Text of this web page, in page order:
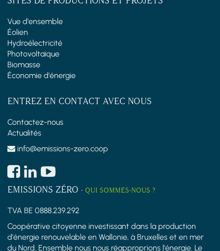
Vue d'ensemble
Éolien
Hydroélectricité
Photovoltaïque
Biomasse
Économie d'énergie
ENTREZ EN CONTACT AVEC NOUS
Contactez-nous
Actualités
info@emissions-zero.coop
EMISSIONS ZÉRO - QUI SOMMES-NOUS ?
TVA BE 0888.239.292
Coopérative citoyenne investissant dans la production
d'énergie renouvelable en Wallonie, à Bruxelles et en mer
du Nord. Ensemble nous nous réapproprions l'énergie. Le